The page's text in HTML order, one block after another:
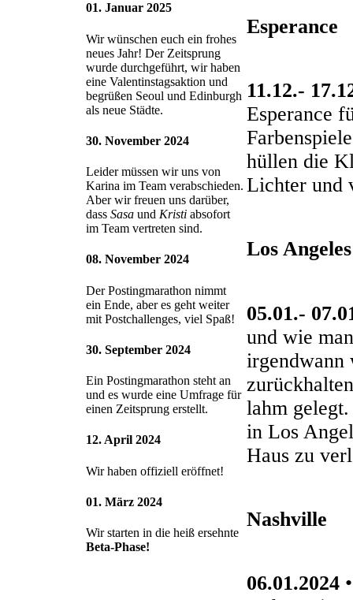
01. Januar 2025
Wir wünschen euch ein frohes
neues Jahr! Der Zeitsprung
wurde durchgeführt, wir haben
eine Valentinstagsaktion und
begrüßen Seoul und Edinburgh
als neue Städte.
30. November 2024
Leider müssen wir uns von
Karina im Team verabschieden.
Aber wir freuen uns darüber,
dass Sasa und Kristi absofort
im Team vertreten sind.
08. November 2024
Der Postingmarathon nimmt
ein Ende, aber es geht weiter
mit Postchallenges, viel Spaß!
30. September 2024
Ein Postingmarathon steht an
und es wurde eine Umfrage für
einen Zeitsprung erstellt.
12. April 2024
Wir haben offiziell eröffnet!
01. März 2024
Wir starten in die heiß ersehnte
Beta-Phase!
Esperance
11.12.-
Esperance
hüllen die
Lichter und
Los Angeles
05.01.-
und wie
irgendwann
lahm
in Los
Haus zu
Nashville
06.01.2024